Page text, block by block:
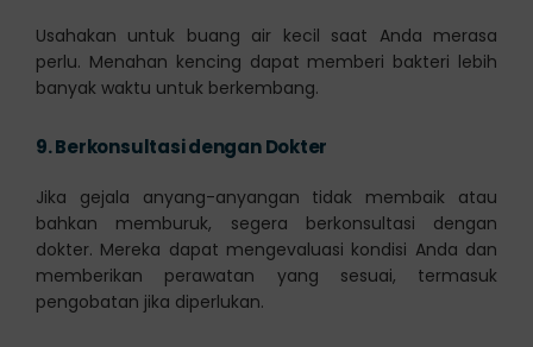
Usahakan untuk buang air kecil saat Anda merasa
perlu. Menahan kencing dapat memberi bakteri lebih
banyak waktu untuk berkembang.
9.Berkonsultasi dengan Dokter
Jika gejala anyang-anyangan tidak membaik atau
bahkan memburuk, segera berkonsultasi dengan
dokter. Mereka dapat mengevaluasi kondisi Anda dan
memberikan perawatan yang sesuai, termasuk
pengobatan jika diperlukan.